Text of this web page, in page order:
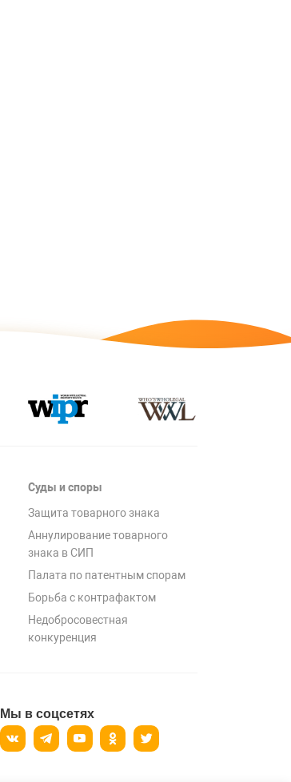
Суды и споры
Защита товарного знака
Аннулирование товарного
знака в СИП
Палата по патентным спорам
Борьба с контрафактом
Недобросовестная
конкуренция
Мы в соцсетях